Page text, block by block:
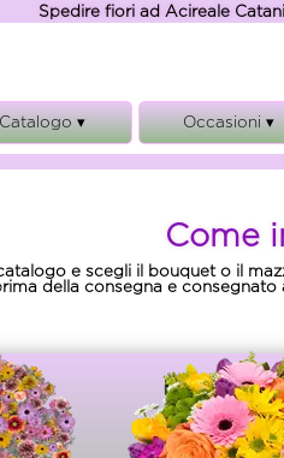
Spedire fiori ad Acireale
▾
Piante
Rose
Occasioni ▾
Matrimonio
Condoglianze
Nascita
Come
e scegli il bouquet o il
della consegna e